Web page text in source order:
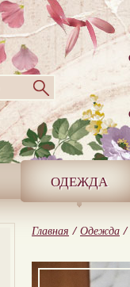
ОДЕЖДА
Главная / Одежда /